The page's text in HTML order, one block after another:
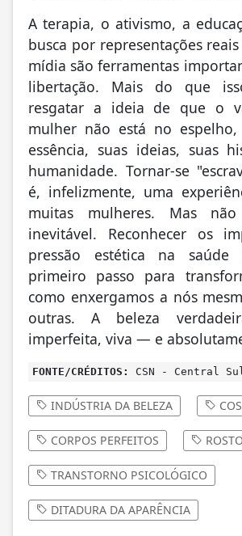
A terapia, o ativismo, a
busca por representações
mídia são ferramentas
libertação. Mais do que
resgatar a ideia de que o
mulher não está no
essência, suas ideias, suas
humanidade. Tornar-se
é, infelizmente, uma
muitas mulheres. Mas
inevitável. Reconhecer os
pressão estética na
primeiro passo para
como enxergamos a nós
outras. A beleza
imperfeita, viva — e
FONTE/CRÉDITOS: CSN - Central
INDÚSTRIA DA BELEZA
CORPOS PERFEITOS
TRANSTORNO PSICOLÓGICO
DITADURA DA APARÊNCIA